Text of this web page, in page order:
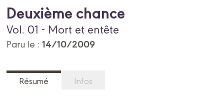
Deuxième chance
Vol. 01 - Mort et entête
Paru le :14/10/2009
Résumé Infos